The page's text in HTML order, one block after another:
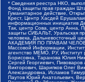
* Сведения реестра НКО,
Фонд защиты прав граждан
Гуманитарное действие,
Крест, Центр Хасдей
информационных инициатив
Так, центр Сова, центр Анна,
защиты СИБАЛЬТ, Уральская
человека, Дальневосточный
АКАДЕМИЯ ПО ПРАВАМ
Массовой Информации,
агентство МЕМО. РУ, Институт
Борисовна, Таранова Юлия
Сергей Георгиевич,
Викторович, Шарипков Олег
Александровна, Исламов
Паутов Юрий Анатольевич,